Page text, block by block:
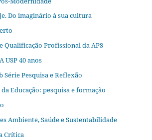
Do imaginário à sua cultura
Qualificação Profissional da APS
USP 40 anos
Série Pesquisa e Reflexão
Educação: pesquisa e formação
Ambiente, Saúde e Sustentabilidade
Crítica